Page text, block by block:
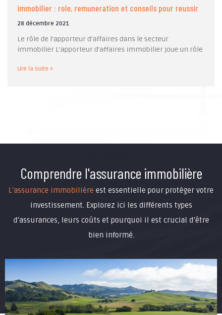
immobilier : role, remuneration et conseils pour reussir
28 décembre 2021
Le rôle de l’apporteur d’affaires dans le secteur
immobilier L’apporteur d’affaires immobilier joue un rôle
Lire la suite »
Comprendre l'assurance immobilière
L’assurance immobilière est essentielle pour protéger votre
investissement. Explorez ici les différents types
d’assurances, leurs coûts et pourquoi il est crucial d’être
bien informé.